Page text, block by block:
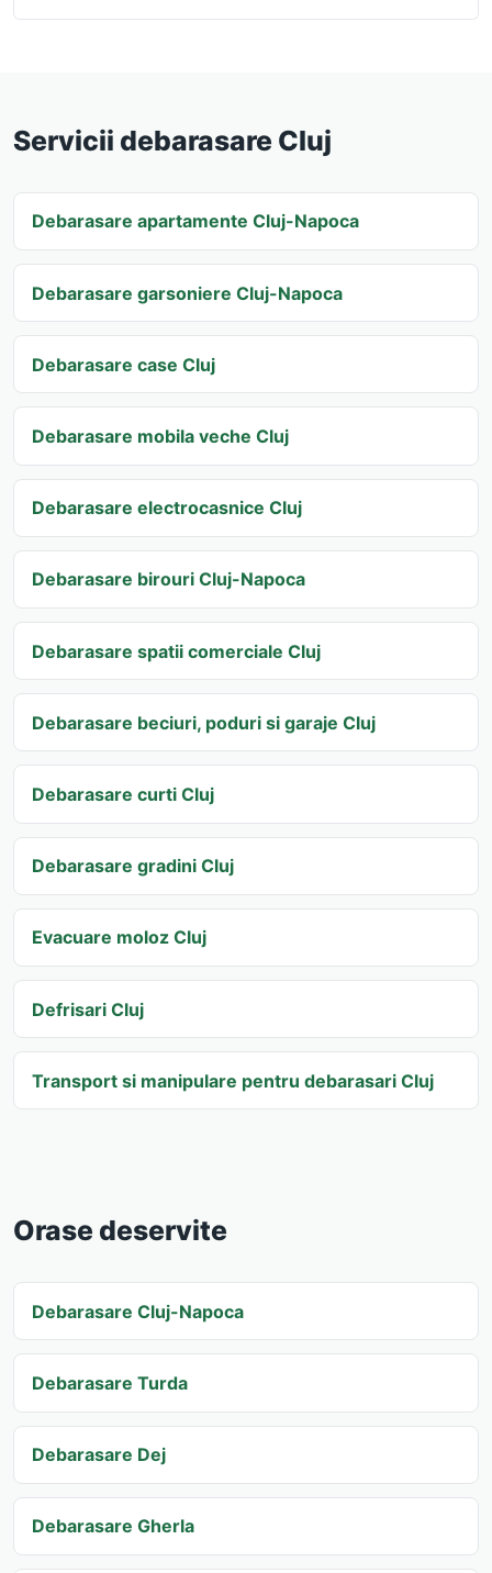
Servicii debarasare Cluj
Debarasare apartamente Cluj-Napoca
Debarasare garsoniere Cluj-Napoca
Debarasare case Cluj
Debarasare mobila veche Cluj
Debarasare electrocasnice Cluj
Debarasare birouri Cluj-Napoca
Debarasare spatii comerciale Cluj
Debarasare beciuri, poduri si garaje Cluj
Debarasare curti Cluj
Debarasare gradini Cluj
Evacuare moloz Cluj
Defrisari Cluj
Transport si manipulare pentru debarasari Cluj
Orase deservite
Debarasare Cluj-Napoca
Debarasare Turda
Debarasare Dej
Debarasare Gherla